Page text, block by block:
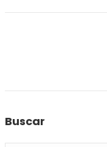
Buscar